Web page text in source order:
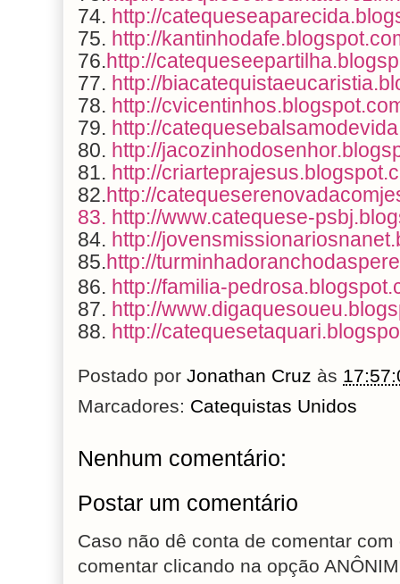
74. http://
75. http://
76.http://
77. http://
78. http://
79. http://
80. http://
81. http://
82.http://
83. http://www.catequese-
84. http://
85.http://
86. http://familia-
87. http://
88. http://
Postado por Jonathan Cruz às
Marcadores: Catequistas Unidos
Nenhum comentário:
Postar um comentário
Caso não dê conta de comentar
comentar clicando na opção